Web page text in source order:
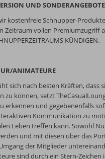
UND SONDERANGEBOTE
kostenfreie Schnupper-
vollen Premiumzugriff
KÜNDIGEN.
ANIMATEURE
sich nach besten Kräften,
zu können, setzt
erkennen und gegebenenfalls
Kommunikation zu
Leben treffen kann. Sowohl
und mit diesen über das
der Mitglieder
sind durch ein Stern-Zeichen